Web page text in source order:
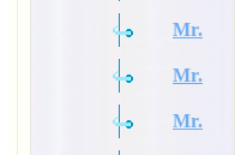
Mr.
Mr.
Mr.